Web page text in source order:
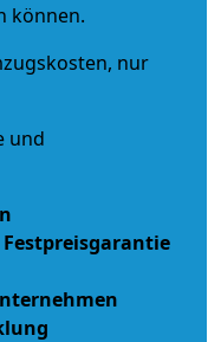
können.
nur
und